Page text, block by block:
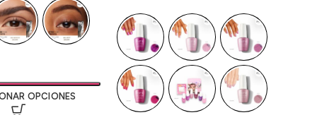
OPCIONES